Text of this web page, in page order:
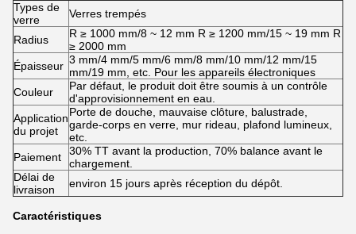
Types de
verre
Verres trempés
Radius
R ≥ 1000 mm/8 ~ 12 mm R ≥ 1200 mm/15 ~ 19 mm R
≥ 2000 mm
Épaisseur 3 mm/4 mm/5 mm/6 mm/8 mm/10 mm/12 mm/15
mm/19 mm, etc. Pour les appareils électroniques
Couleur
Par défaut, le produit doit être soumis à un contrôle
d'approvisionnement en eau.
Application
du projet
Porte de douche, mauvaise clôture, balustrade,
garde-corps en verre, mur rideau, plafond lumineux,
etc.
Paiement
30% TT avant la production, 70% balance avant le
chargement.
Délai de
livraison
environ 15 jours après réception du dépôt.
Caractéristiques